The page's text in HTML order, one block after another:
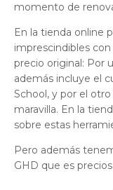
momento de
En la tienda online
imprescindibles con
precio original: Por
además incluye el
School, y por el otro
maravilla. En la
sobre estas
Pero además
GHD que es